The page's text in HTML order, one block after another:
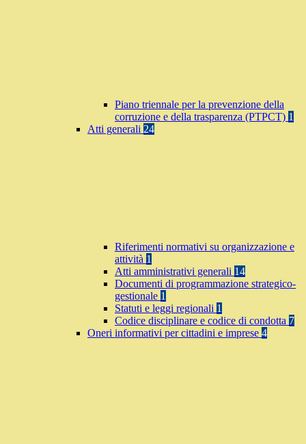
Piano triennale per la prevenzione della
corruzione e della trasparenza (PTPCT) 1
Atti generali 24
Riferimenti normativi su organizzazione e
attività 1
Atti amministrativi generali 14
Documenti di programmazione strategico-
gestionale 1
Statuti e leggi regionali 1
Codice disciplinare e codice di condotta 7
Oneri informativi per cittadini e imprese 4